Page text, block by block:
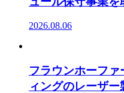
2026.08.06
フラウンホーフ
ィングのレーザ